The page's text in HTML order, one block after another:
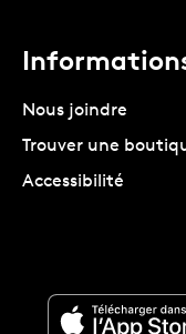
Nous joindre
Trouver une
Accessibilité